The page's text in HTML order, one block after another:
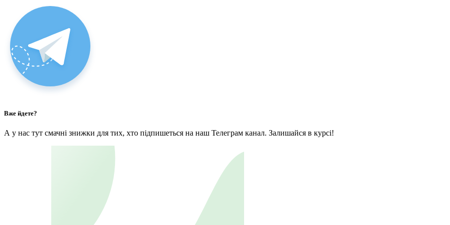
Вже йдете?
А у нас тут смачні знижки для тих, хто підпишеться на наш Телеграм канал. Залишайся в курсі!